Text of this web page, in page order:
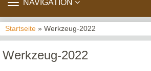
TOGGLE
NAVIGATION
Startseite » Werkzeug-2022
Werkzeug-2022